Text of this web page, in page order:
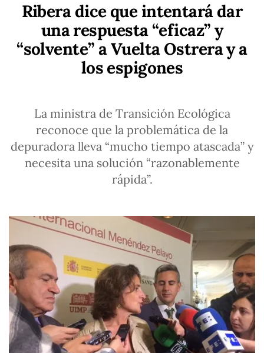
Ribera dice que intentará dar
una respuesta “eficaz” y
“solvente” a Vuelta Ostrera y a
los espigones
La ministra de Transición Ecológica
reconoce que la problemática de la
depuradora lleva “mucho tiempo atascada” y
necesita una solución “razonablemente
rápida”.